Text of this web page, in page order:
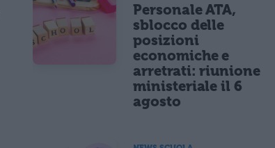
Personale ATA,
sblocco delle
posizioni
economiche e
arretrati: riunione
ministeriale il 6
agosto